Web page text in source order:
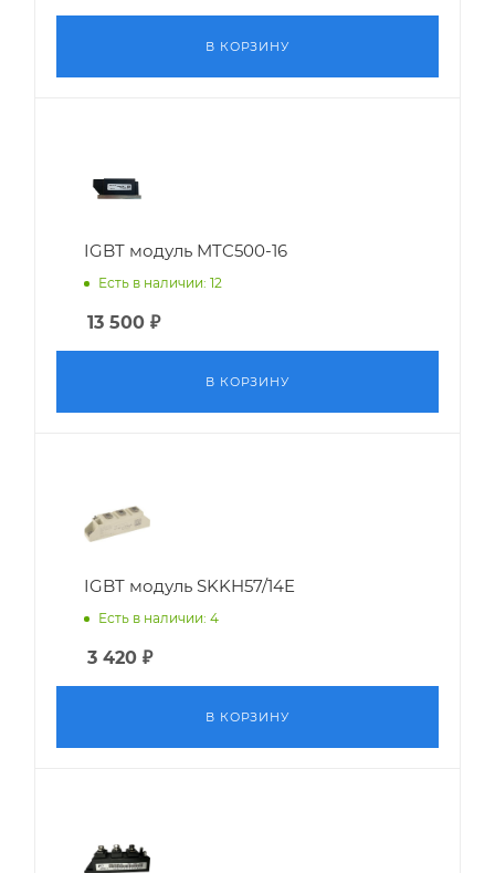
В КОРЗИНУ
IGBT модуль MTC500-16
Есть в наличии: 12
13 500 ₽
В КОРЗИНУ
IGBT модуль SKKH57/14E
Есть в наличии: 4
3 420 ₽
В КОРЗИНУ